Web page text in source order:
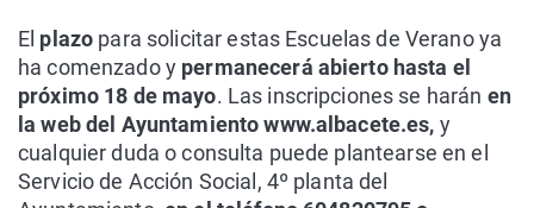
El plazo para solicitar estas Escuelas de Verano ya
ha comenzado y permanecerá abierto hasta el
próximo 18 de mayo. Las inscripciones se harán en
la web del Ayuntamiento www.albacete.es, y
cualquier duda o consulta puede plantearse en el
Servicio de Acción Social, 4º planta del